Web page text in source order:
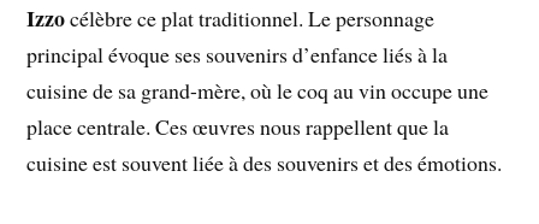
Izzocélèbre ce plat traditionnel. Le personnage
principal évoque ses souvenirs d’enfance liés à la
cuisine de sa grand-mère, où le coq au vin occupe une
place centrale. Ces œuvres nous rappellent que la
cuisine est souvent liée à des souvenirs et des émotions.